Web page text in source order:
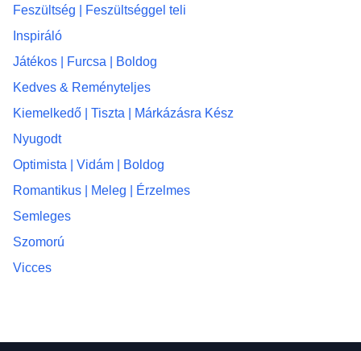
Feszültség | Feszültséggel teli
Inspiráló
Játékos | Furcsa | Boldog
Kedves & Reményteljes
Kiemelkedő | Tiszta | Márkázásra Kész
Nyugodt
Optimista | Vidám | Boldog
Romantikus | Meleg | Érzelmes
Semleges
Szomorú
Vicces